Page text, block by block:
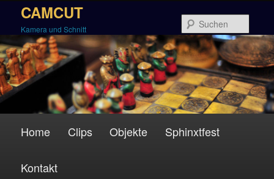
wechseln
sekundären
Inhalt
wechseln
CAMCUT
Kamera und Schnitt
Home Clips Objekte Sphinxtfest
Kontakt